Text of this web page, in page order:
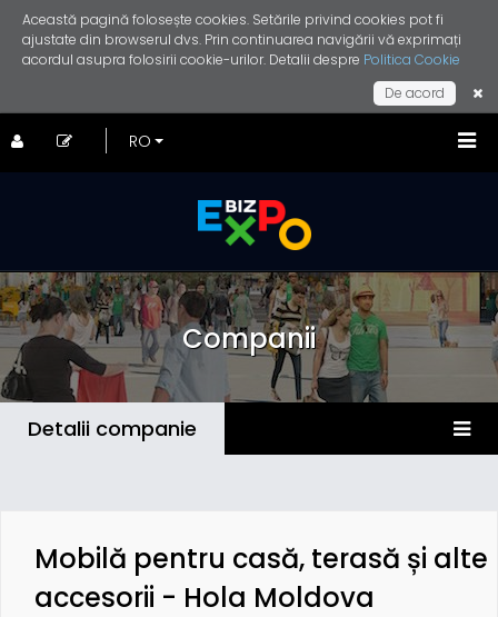
Această pagină folosește cookies. Setările privind cookies pot fi
ajustate din browserul dvs. Prin continuarea navigării vă exprimați
acordul asupra folosirii cookie-urilor. Detalii despre Politica Cookie
De acord
Companii
Detalii companie
Mobilă pentru casă, terasă și alte
accesorii - Hola Moldova